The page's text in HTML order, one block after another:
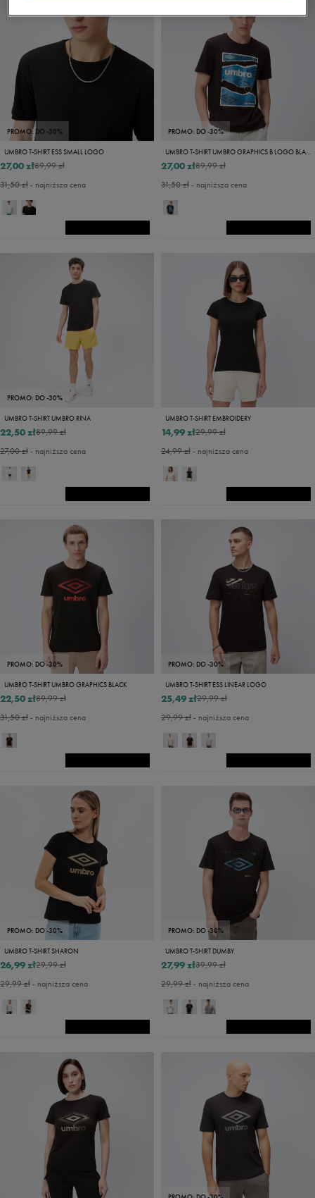
PROMO: DO -30%
UMBRO T-SHIRT ESS SMALL LOGO
89,99 zł
27,00 zł
31,50 zł- najniższa cena
PROMO: DO -30%
UMBRO T-SHIRT UMBRO GRAPHICS B LOGO BLACK
89,99 zł
27,00 zł
31,50 zł- najniższa cena
PROMO: DO -30%
UMBRO T-SHIRT UMBRO RINA
89,99 zł
22,50 zł
27,00 zł- najniższa cena
UMBRO T-SHIRT EMBROIDERY
29,99 zł
14,99 zł
24,99 zł- najniższa cena
PROMO: DO -30%
UMBRO T-SHIRT UMBRO GRAPHICS BLACK
89,99 zł
22,50 zł
31,50 zł- najniższa cena
PROMO: DO -30%
UMBRO T-SHIRT ESS LINEAR LOGO
29,99 zł
25,49 zł
29,99 zł- najniższa cena
PROMO: DO -30%
UMBRO T-SHIRT SHARON
29,99 zł
26,99 zł
29,99 zł- najniższa cena
PROMO: DO -30%
UMBRO T-SHIRT DUMBY
39,99 zł
27,99 zł
29,99 zł- najniższa cena